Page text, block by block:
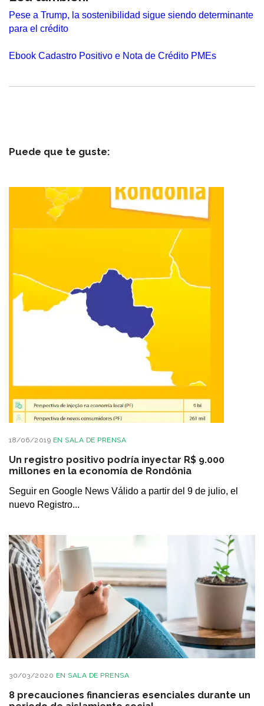
Pese a Trump, la sostenibilidad sigue siendo determinante
para el crédito
Ebook Cadastro Positivo e Nota de Crédito PMEs
Puede que te guste:
18/06/2019 EN SALA DE PRENSA
Un registro positivo podría inyectar R$ 9.000
millones en la economía de Rondônia
Seguir en Google News Válido a partir del 9 de julio, el
nuevo Registro...
30/03/2020 EN SALA DE PRENSA
8 precauciones financieras esenciales durante un